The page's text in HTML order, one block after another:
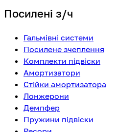
Посилені з/ч
Гальмівні системи
Посилене зчеплення
Комплекти підвіски
Амортизатори
Стійки амортизатора
Лонжерони
Демпфер
Пружини підвіски